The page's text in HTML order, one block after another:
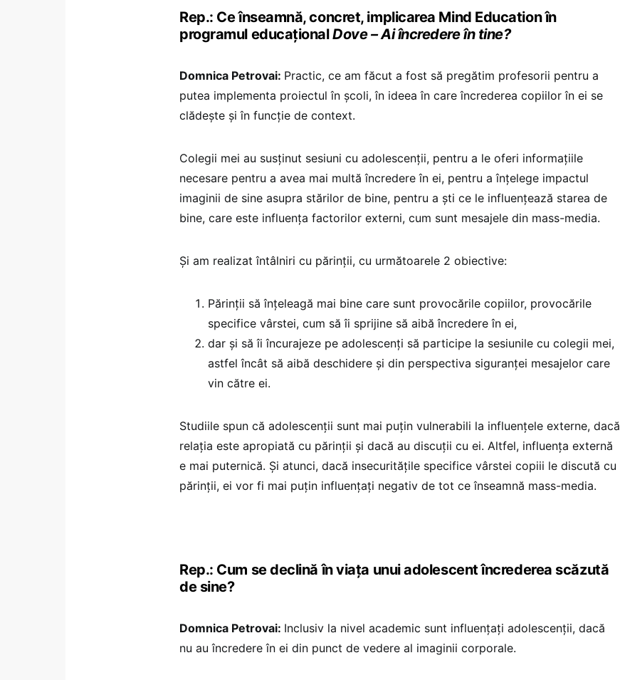
Rep.: Ce înseamnă, concret, implicarea Mind Education în
programul educaționalDove – Ai încredere în tine?
Domnica Petrovai: Practic, ce am făcut a fost să pregătim profesorii pentru a
putea implementa proiectul în școli, în ideea în care încrederea copiilor în ei se
clădește și în funcție de context.
Colegii mei au susținut sesiuni cu adolescenții, pentru a le oferi informațiile
necesare pentru a avea mai multă încredere în ei, pentru a înțelege impactul
imaginii de sine asupra stărilor de bine, pentru a ști ce le influențează starea de
bine, care este influența factorilor externi, cum sunt mesajele din mass-media.
Și am realizat întâlniri cu părinții, cu următoarele 2 obiective:
Părinții să înțeleagă mai bine care sunt provocările copiilor, provocările
specifice vârstei, cum să îi sprijine să aibă încredere în ei,
dar și să îi încurajeze pe adolescenți să participe la sesiunile cu colegii mei,
astfel încât să aibă deschidere și din perspectiva siguranței mesajelor care
vin către ei.
Studiile spun că adolescenții sunt mai puțin vulnerabili la influențele externe, dacă
relația este apropiată cu părinții și dacă au discuții cu ei. Altfel, influența externă
e mai puternică. Și atunci, dacă insecuritățile specifice vârstei copiii le discută cu
părinții, ei vor fi mai puțin influențați negativ de tot ce înseamnă mass-media.
Rep.: Cum se declină în viața unui adolescent încrederea scăzută
de sine?
Domnica Petrovai: Inclusiv la nivel academic sunt influențați adolescenții, dacă
nu au încredere în ei din punct de vedere al imaginii corporale.